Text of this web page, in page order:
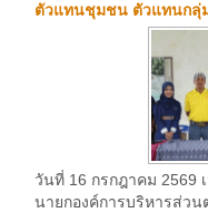
ตัวแทนชุมชน ตัวแทนกลุ่
วันที่ 16 กรกฎาคม 2569
นายกองค์การบริหารส่ว